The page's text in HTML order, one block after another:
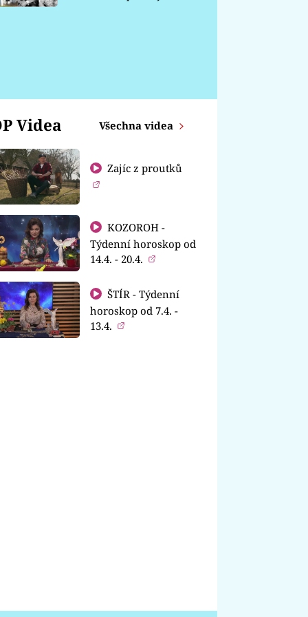
Videa Všechna videa
Zajíc z proutků
KOZOROH -
Týdenní horoskop od
14.4. - 20.4.
ŠTÍR - Týdenní
horoskop od 7.4. -
13.4.